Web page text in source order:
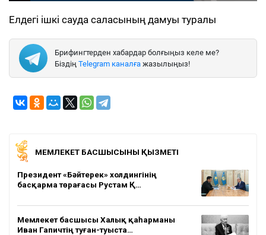
Елдегі ішкі сауда саласының дамуы туралы
Брифингтерден хабардар болғыңыз келе ме?
Біздің Telegram каналға жазылыңыз!
МЕМЛЕКЕТ БАСШЫСЫНЫҢ ҚЫЗМЕТІ
Президент «Бәйтерек» холдингінің
басқарма төрағасы Рустам Қ…
Мемлекет басшысы Халық қаһарманы
Иван Гапичтің туған-туыста…